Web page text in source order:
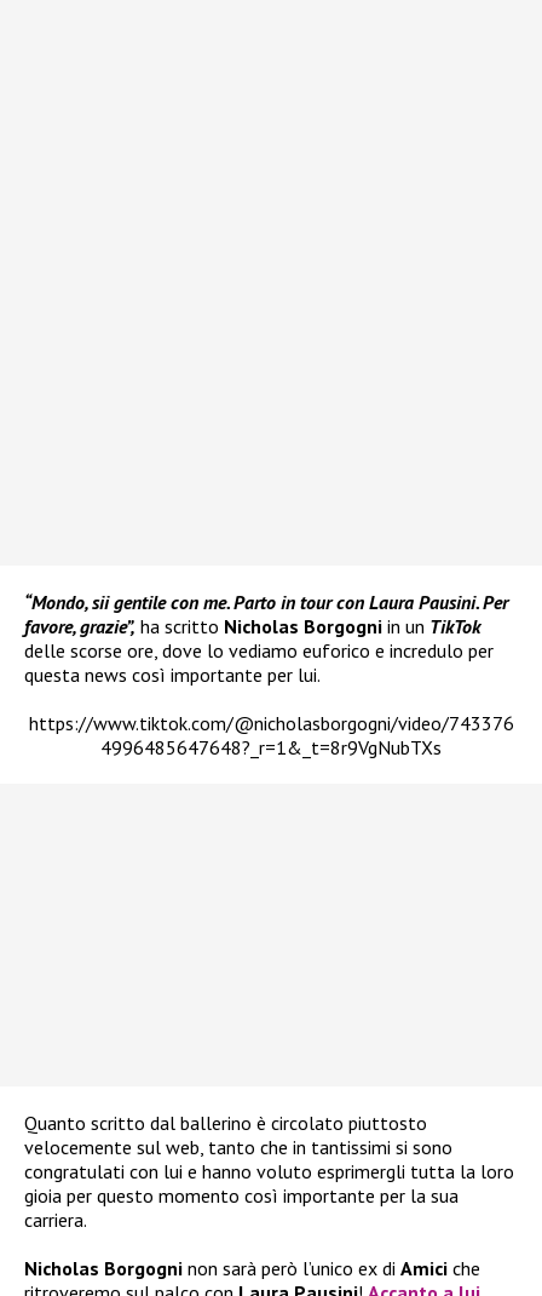
“Mondo, sii gentile con me. Parto in tour con Laura Pausini. Per
favore, grazie”, ha scritto Nicholas Borgogni in un TikTok
delle scorse ore, dove lo vediamo euforico e incredulo per
questa news così importante per lui.
https://www.tiktok.com/@nicholasborgogni/video/743376
4996485647648?_r=1&_t=8r9VgNubTXs
Quanto scritto dal ballerino è circolato piuttosto
velocemente sul web, tanto che in tantissimi si sono
congratulati con lui e hanno voluto esprimergli tutta la loro
gioia per questo momento così importante per la sua
carriera.
Nicholas Borgogni non sarà però l’unico ex di Amici che